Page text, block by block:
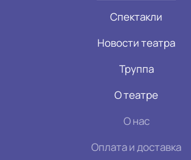
Спектакли
Новости театра
Труппа
О театре
О нас
Оплата и доставка